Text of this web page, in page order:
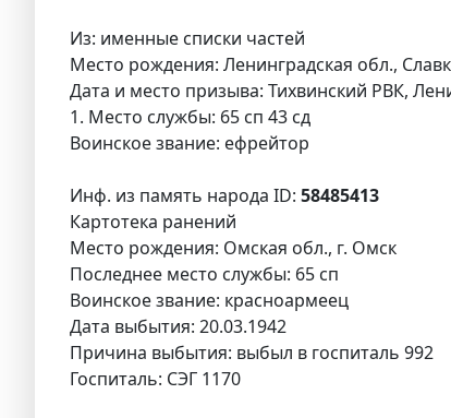
Из: именные списки частей
Место рождения: Ленинградская обл.,
Дата и место призыва: Тихвинский РВК,
1. Место службы: 65 сп 43 сд
Воинское звание: ефрейтор
Инф. из память народа ID: 58485413
Картотека ранений
Место рождения: Омская обл., г. Омск
Последнее место службы: 65 сп
Воинское звание: красноармеец
Дата выбытия: 20.03.1942
Причина выбытия: выбыл в госпиталь 992
Госпиталь: СЭГ 1170